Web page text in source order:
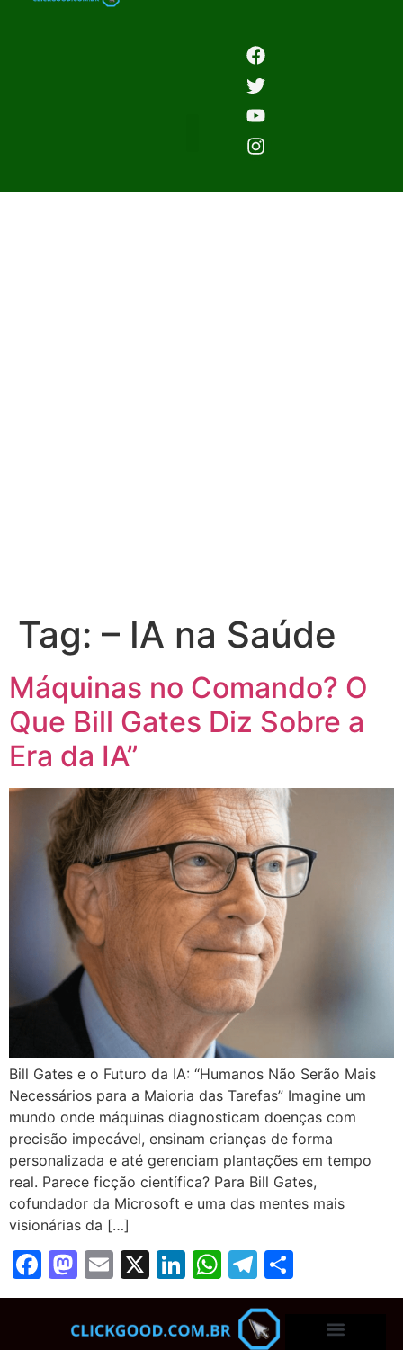
Tag: – IA na Saúde
Máquinas no Comando? O
Que Bill Gates Diz Sobre a
Era da IA”
Bill Gates e o Futuro da IA: “Humanos Não Serão Mais
Necessários para a Maioria das Tarefas” Imagine um
mundo onde máquinas diagnosticam doenças com
precisão impecável, ensinam crianças de forma
personalizada e até gerenciam plantações em tempo
real. Parece ficção científica? Para Bill Gates,
cofundador da Microsoft e uma das mentes mais
visionárias da […]
Facebook
Mastodon
Email
X LinkedIn
WhatsApp
Telegram